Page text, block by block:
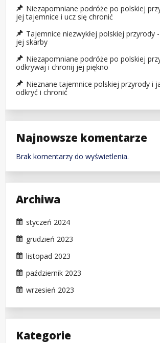
Niezapomniane podróże po polskiej
jej tajemnice i ucz się chronić
Tajemnice niezwykłej polskiej przyrody
jej skarby
Niezapomniane podróże po polskiej
odkrywaj i chronij jej piękno
Nieznane tajemnice polskiej przyrody i
odkryć i chronić
Najnowsze komentarze
Brak komentarzy do wyświetlenia.
Archiwa
styczeń 2024
grudzień 2023
listopad 2023
październik 2023
wrzesień 2023
Kategorie